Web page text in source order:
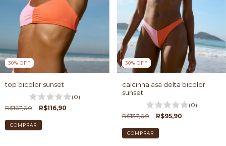
30% OFF
top bicolor sunset
(0)
R$167,00
R$116,90
COMPRAR
30% OFF
calcinha asa delta bicolor
sunset
(0)
R$137,00
R$95,90
COMPRAR